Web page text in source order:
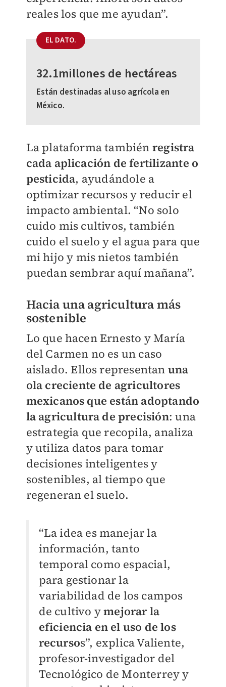
reales los que me ayudan”.
EL DATO.
32.1millones de hectáreas
Están destinadas al uso agrícola en
México.
La plataforma también registra
cada aplicación de fertilizante o
pesticida, ayudándole a
optimizar recursos y reducir el
impacto ambiental. “No solo
cuido mis cultivos, también
cuido el suelo y el agua para que
mi hijo y mis nietos también
puedan sembrar aquí mañana”.
Hacia una agricultura más
sostenible
Lo que hacen Ernesto y María
del Carmen no es un caso
aislado. Ellos representan una
ola creciente de agricultores
mexicanos que están adoptando
la agricultura de precisión: una
estrategia que recopila, analiza
y utiliza datos para tomar
decisiones inteligentes y
sostenibles, al tiempo que
regeneran el suelo.
“La idea es manejar la
información, tanto
temporal como espacial,
para gestionar la
variabilidad de los campos
de cultivo ymejorar la
eficiencia en el uso de los
recursos”, explica Valiente,
profesor-investigador del
Tecnológico de Monterrey y